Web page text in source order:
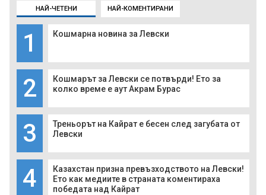
НАЙ-ЧЕТЕНИ НАЙ-КОМЕНТИРАНИ
1 Кошмарна новина за Левски
2
Кошмарът за Левски се потвърди! Ето за
колко време е аут Акрам Бурас
3
Треньорът на Кайрат е бесен след загубата от
Левски
4
Казахстан призна превъзходството на Левски!
Ето как медиите в страната коментираха
победата над Кайрат